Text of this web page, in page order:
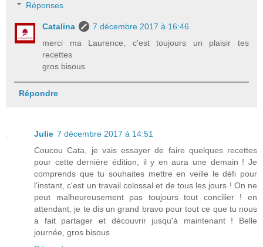
Réponses
Catalina
7 décembre 2017 à 16:46
merci ma Laurence, c'est toujours un plaisir tes
recettes
gros bisous
Répondre
Julie 7 décembre 2017 à 14:51
Coucou Cata, je vais essayer de faire quelques recettes
pour cette dernière édition, il y en aura une demain ! Je
comprends que tu souhaites mettre en veille le défi pour
l'instant, c'est un travail colossal et de tous les jours ! On ne
peut malheureusement pas toujours tout concilier ! en
attendant, je te dis un grand bravo pour tout ce que tu nous
a fait partager et découvrir jusqu'à maintenant ! Belle
journée, gros bisous